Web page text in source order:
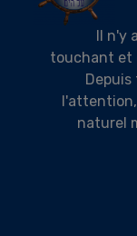
Il n'y
touchant et
naturel